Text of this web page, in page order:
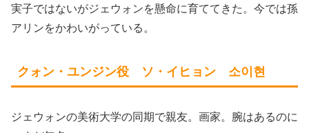
実子ではないがジェウォンを懸命に育ててきた。今では孫
アリンをかわいがっている。
クォン・ユンジン役 ソ・イヒョン 소이현
ジェウォンの美術大学の同期で親友。画家。腕はあるのに